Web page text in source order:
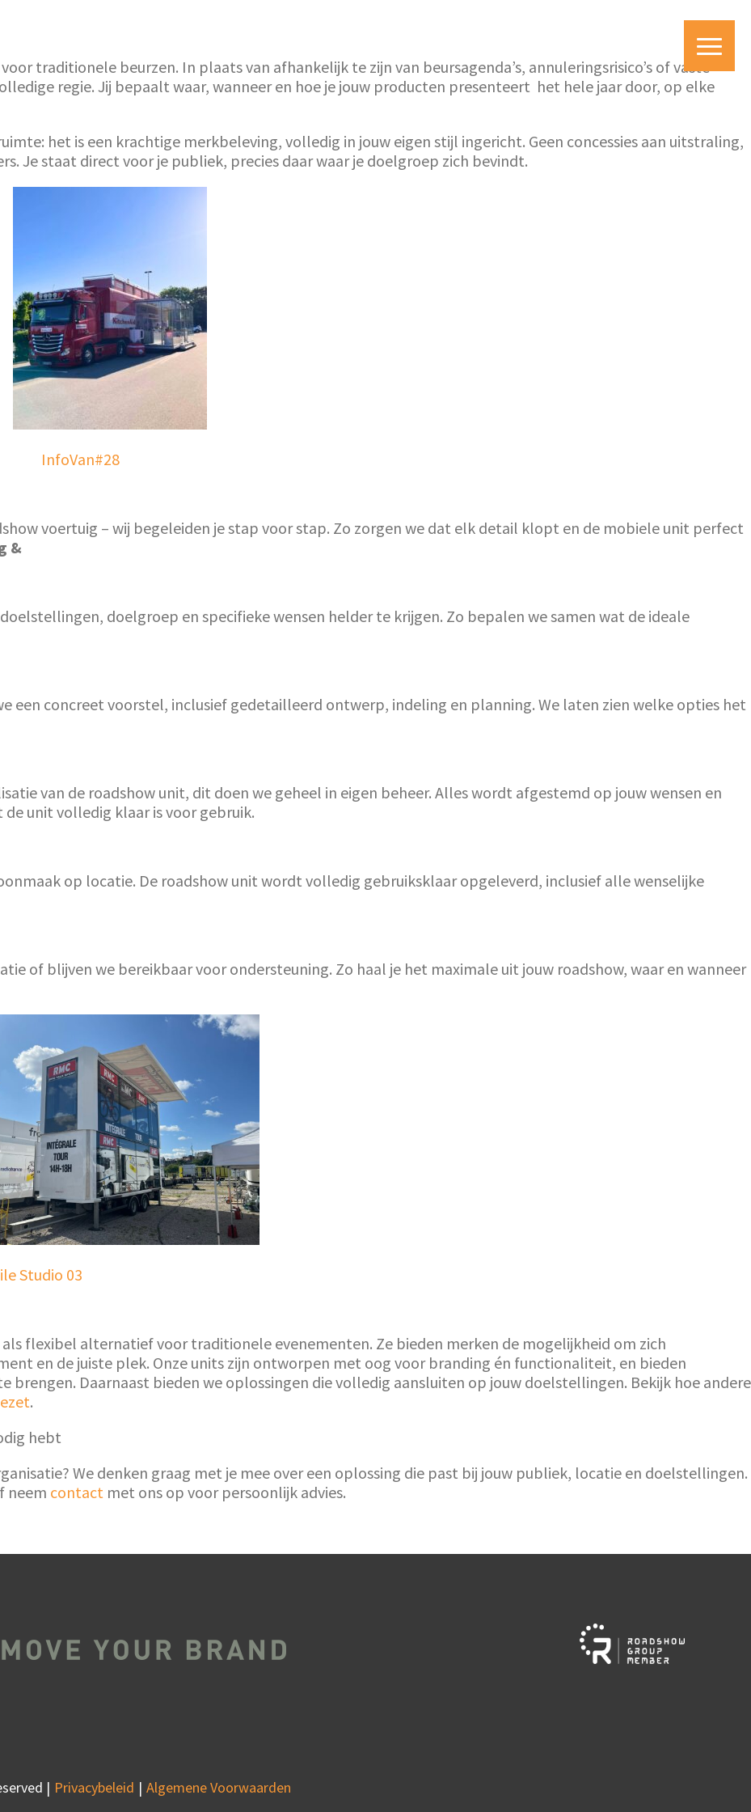
traditionele beurzen. In plaats van afhankelijk te zijn van beursagenda’s, annuleringsrisico’s of vaste
regie. Jij bepaalt waar, wanneer en hoe je jouw producten presenteert het hele jaar door, op elke
het is een krachtige merkbeleving, volledig in jouw eigen stijl ingericht. Geen concessies aan uitstraling,
Je staat direct voor je publiek, precies daar waar je doelgroep zich bevindt.
InfoVan#28
voertuig – wij begeleiden je stap voor stap. Zo zorgen we dat elk detail klopt en de mobiele unit perfect
&
doelgroep en specifieke wensen helder te krijgen. Zo bepalen we samen wat de ideale
een concreet voorstel, inclusief gedetailleerd ontwerp, indeling en planning. We laten zien welke opties het
van de roadshow unit, dit doen we geheel in eigen beheer. Alles wordt afgestemd op jouw wensen en
unit volledig klaar is voor gebruik.
op locatie. De roadshow unit wordt volledig gebruiksklaar opgeleverd, inclusief alle wenselijke
of blijven we bereikbaar voor ondersteuning. Zo haal je het maximale uit jouw roadshow, waar en wanneer
Studio 03
flexibel alternatief voor traditionele evenementen. Ze bieden merken de mogelijkheid om zich
en de juiste plek. Onze units zijn ontworpen met oog voor branding én functionaliteit, en bieden
brengen. Daarnaast bieden we oplossingen die volledig aansluiten op jouw doelstellingen. Bekijk hoe andere
.
hebt
We denken graag met je mee over een oplossing die past bij jouw publiek, locatie en doelstellingen.
neem contact met ons op voor persoonlijk advies.
| Privacybeleid Algemene Voorwaarden